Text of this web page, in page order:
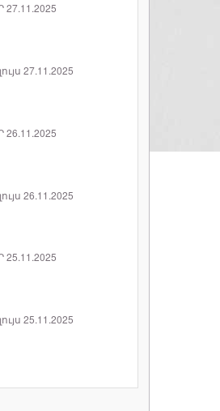
27.11.2025
27.11.2025
26.11.2025
26.11.2025
25.11.2025
25.11.2025